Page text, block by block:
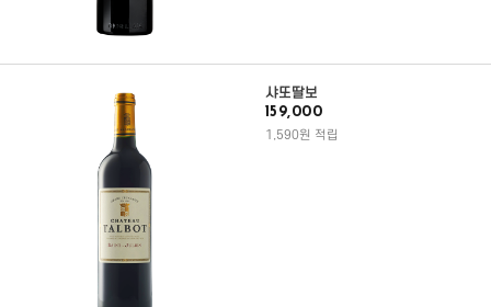
샤또딸보
159,000
1,590원 적립